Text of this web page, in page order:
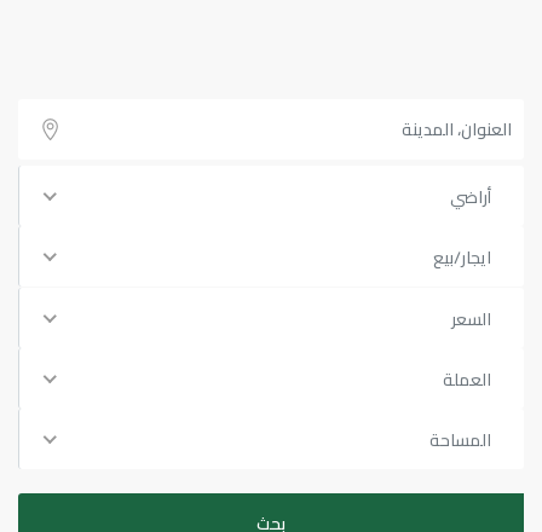
أراضي
ايجار/بيع
السعر
العملة
المساحة